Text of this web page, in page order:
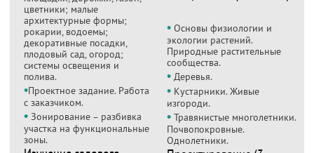
цветники; малые
архитектурные формы;
рокарии, водоемы;
декоративные посадки,
плодовый сад, огород;
системы освещения и
полива.
•Проектное задание. Работа
с заказчиком.
• Зонирование – разбивка
участка на функциональные
зоны.
• Основы физиологии и
экологии растений.
Природные растительные
сообщества.
• Деревья.
• Кустарники. Живые
изгороди.
• Травянистые многолетники.
Почвопокровные.
Однолетники.